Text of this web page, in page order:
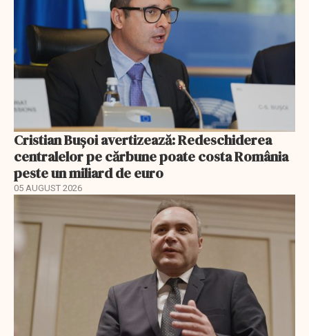
Cristian Bușoi avertizează: Redeschiderea
centralelor pe cărbune poate costa România
peste un miliard de euro
05 AUGUST 2026